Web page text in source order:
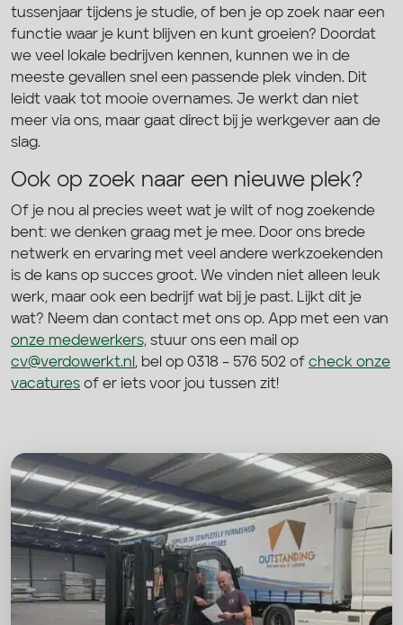
tussenjaar tijdens je studie, of ben je op zoek naar een
functie waar je kunt blijven en kunt groeien? Doordat
we veel lokale bedrijven kennen, kunnen we in de
meeste gevallen snel een passende plek vinden. Dit
leidt vaak tot mooie overnames. Je werkt dan niet
meer via ons, maar gaat direct bij je werkgever aan de
slag.
Ook op zoek naar een nieuwe plek?
Of je nou al precies weet wat je wilt of nog zoekende
bent: we denken graag met je mee. Door ons brede
netwerk en ervaring met veel andere werkzoekenden
is de kans op succes groot. We vinden niet alleen leuk
werk, maar ook een bedrijf wat bij je past. Lijkt dit je
wat? Neem dan contact met ons op. App met een van
onze medewerkers, stuur ons een mail op
cv@verdowerkt.nl , bel op 0318 – 576 502 of check onze
vacatures of er iets voor jou tussen zit!